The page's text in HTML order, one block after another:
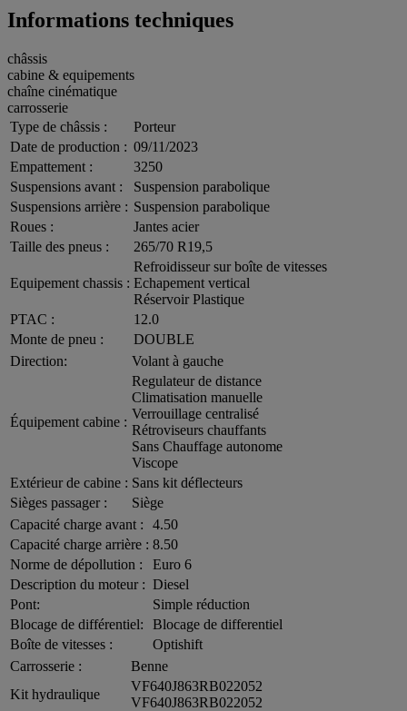
Informations techniques
châssis
cabine & equipements
chaîne cinématique
carrosserie
Type de châssis :
Porteur
Date de production : 09/11/2023
Empattement :
3250
Suspensions avant :
Suspension parabolique
Suspensions arrière : Suspension parabolique
Roues :
Jantes acier
Taille des pneus :
265/70 R19,5
Equipement chassis :
Refroidisseur sur boîte de vitesses
Echapement vertical
Réservoir Plastique
PTAC :
12.0
Monte de pneu :
DOUBLE
Direction:
Volant à gauche
Équipement cabine :
Regulateur de distance
Climatisation manuelle
Verrouillage centralisé
Rétroviseurs chauffants
Sans Chauffage autonome
Viscope
Extérieur de cabine : Sans kit déflecteurs
Sièges passager :
Siège
Capacité charge avant :
4.50
Capacité charge arrière : 8.50
Norme de dépollution :
Euro 6
Description du moteur : Diesel
Pont:
Simple réduction
Blocage de différentiel:
Blocage de differentiel
Boîte de vitesses :
Optishift
Carrosserie :
Benne
Kit hydraulique
VF640J863RB022052
VF640J863RB022052